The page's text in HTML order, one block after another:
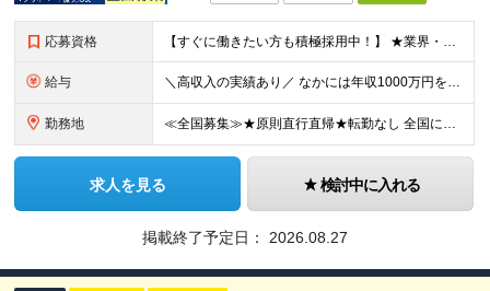
応募資格 【すぐに働きたい方も積極採用中！】 ★業界・職種未経験の方も歓迎…特別な知識は不問です ★年齢不問…40代50代を中心に幅広い年齢層の方が活躍中です ※学歴不問 ≪異業種出身の未経験者も活躍していま
給与 ＼高収入の実績あり／ なかには年収1000万円を超えるスペシャリストもいらっしゃいます！ 【完全出来高報酬制】 ★仕事に慣れるまで収入をサポート 1か月目：報酬が通常の2倍 2か月目：報酬が通常の1
勤務地 ≪全国募集≫★原則直行直帰★転勤なし 全国に55の拠点を展開していますので、現在お住いの地域で働けます。また、原則直行直帰で調査を行い、レポート作成はご自宅にて行うことができるため、自分のペースで働け
求人を見る 検討中に入れる
掲載終了予定日： 2026.08.27